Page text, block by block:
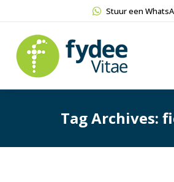
Stuur een
Tag Archives: